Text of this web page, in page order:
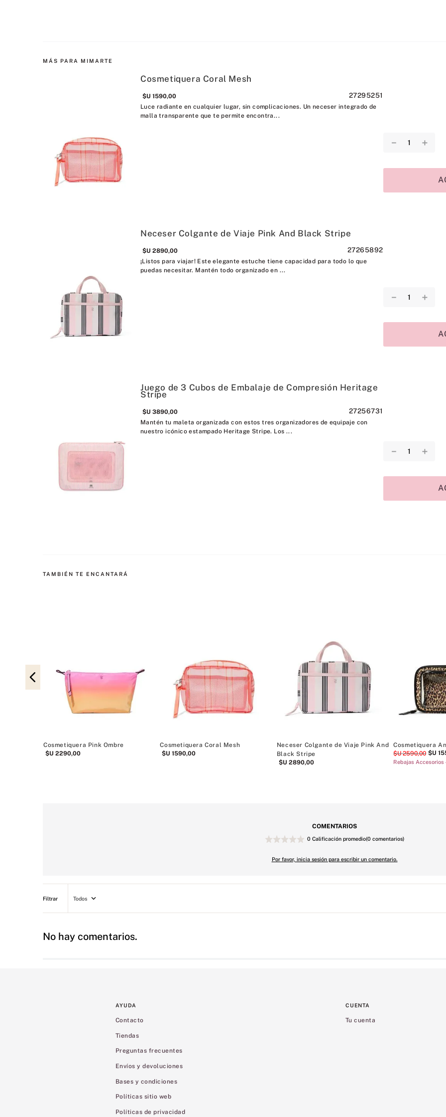
MÁS PARA MIMARTE
Cosmetiquera Coral Mesh
$U 1590,00 27295251
Luce radiante en cualquier lugar, sin complicaciones. Un neceser integrado de
malla transparente que te permite encontra...
＋
－
Neceser Colgante de Viaje Pink And Black Stripe
$U 2890,00 27265892
¡Listos para viajar! Este elegante estuche tiene capacidad para todo lo que
puedas necesitar. Mantén todo organizado en ...
＋
－
Juego de 3 Cubos de Embalaje de Compresión Heritage
Stripe
$U 3890,00 27256731
Mantén tu maleta organizada con estos tres organizadores de equipaje con
nuestro icónico estampado Heritage Stripe. Los ...
＋
－
TAMBIÉN TE ENCANTARÁ
Cosmetiquera Pink Ombre
$U 2290,00
Cosmetiquera Coral Mesh
$U 1590,00
Neceser Colgante de Viaje Pink And
Black Stripe
$U 2890,00
Cosmetiquera
$U 2590,00 $U
Rebajas Accesorios
COMENTARIOS
0 Calificación promedio(0 comentarios)
Por favor, inicia sesión para escribir un comentario.
Todos
No hay comentarios.
AYUDA
Contacto
Tiendas
Preguntas frecuentes
Envíos y devoluciones
Bases y condiciones
Políticas sitio web
Políticas de privacidad
CUENTA
Tu cuenta